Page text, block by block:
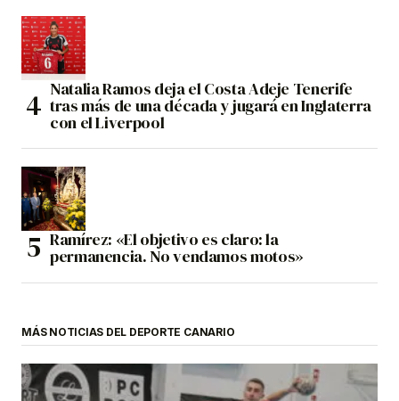
Natalia Ramos deja el Costa Adeje Tenerife
tras más de una década y jugará en Inglaterra
con el Liverpool
Ramírez: «El objetivo es claro: la
permanencia. No vendamos motos»
MÁS NOTICIAS DEL DEPORTE CANARIO